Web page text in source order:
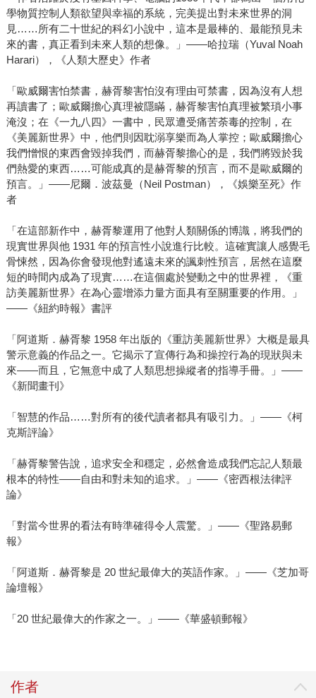
學物質控制人類欲望與幸福的系統，完美提出對未來世界的洞
見……所有二十世紀的科幻小說中，這本是最棒的、最能預見未
來的書，真正看到未來人類的想像。」――哈拉瑞（Yuval Noah
Harari），《人類大歷史》作者
「歐威爾害怕禁書，赫胥黎害怕沒有理由可禁書，因為沒有人想
再讀書了；歐威爾擔心真理被隱瞞，赫胥黎害怕真理被繁瑣小事
淹沒；在《一九八四》一書中，民眾遭受痛苦荼毒的控制，在
《美麗新世界》中，他們則因耽溺享樂而為人掌控；歐威爾擔心
我們憎恨的東西會毀掉我們，而赫胥黎擔心的是，我們將毀於我
們熱愛的東西……可能成真的是赫胥黎的預言，而不是歐威爾的
預言。」――尼爾．波茲曼（Neil Postman），《娛樂至死》作
者
「在這部新作中，赫胥黎運用了他對人類關係的博識，將我們的
現實世界與他 1931 年的預言性小說進行比較。這確實讓人感覺毛
骨悚然，因為你會發現他對遙遠未來的諷刺性預言，居然在這麼
短的時間內成為了現實……在這個處於變動之中的世界裡，《重
訪美麗新世界》在為心靈增添力量方面具有至關重要的作用。」
――《紐約時報》書評
「阿道斯．赫胥黎 1958 年出版的《重訪美麗新世界》大概是最具
警示意義的作品之一。它揭示了宣傳行為和操控行為的現狀與未
來――而且，它無意中成了人類思想操縱者的指導手冊。」――
《新聞畫刊》
「智慧的作品……對所有的後代讀者都具有吸引力。」――《柯
克斯評論》
「赫胥黎警告說，追求安全和穩定，必然會造成我們忘記人類最
根本的特性――自由和對未知的追求。」――《密西根法律評
論》
「對當今世界的看法有時準確得令人震驚。」――《聖路易郵
報》
「阿道斯．赫胥黎是 20 世紀最偉大的英語作家。」――《芝加哥
論壇報》
「20 世紀最偉大的作家之一。」――《華盛頓郵報》
作者